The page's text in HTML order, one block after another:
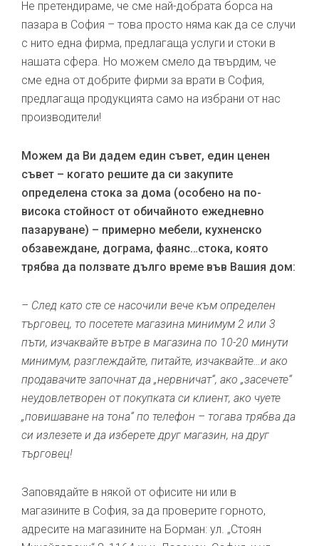
Не претендираме, че сме най-добрата борса на
пазара в София – това просто няма как да се случи
с нито една фирма, предлагаща услуги и стоки в
нашата сфера. Но можем смело да твърдим, че
сме една от добрите фирми за врати в София,
предлагаща продукцията само на избрани от нас
производители!
Можем да Ви дадем един съвет, един ценен
съвет – когато решите да си закупите
определена стока за дома (особено на по-
висока стойност от обичайното ежедневно
пазаруване) – примерно мебели, кухненско
обзавеждане, дограма, фаянс…стока, която
трябва да ползвате дълго време във Вашия дом:
– След като сте се насочили вече към определен
търговец, то посетете магазина минимум 2 или 3
пъти, изчаквайте вътре в магазина по 10-20 минути
минимум, разглеждайте, питайте, изчаквайте…и ако
продавачите започнат да „нервничат“, ако „засечете“
неудовлетворен от покупката си клиент, ако чуете
„повишаване на тона“ по телефон – тогава трябва да
си излезете и да изберете друг магазин, на друг
търговец!
Заповядайте в някой от офисите ни или в
магазините в София, за да проверите горното,
адресите на магазините на Борман: ул. „Стоян